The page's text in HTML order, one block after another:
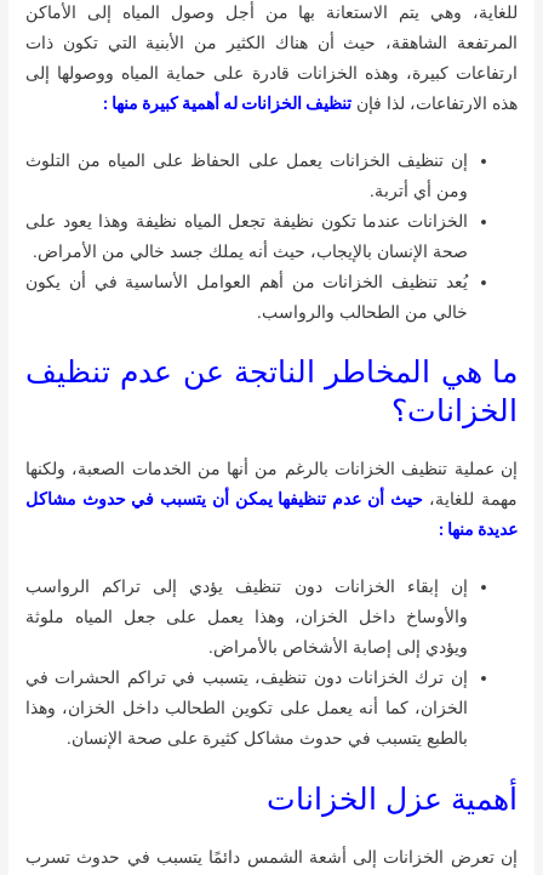
للغاية، وهي يتم الاستعانة بها من أجل وصول المياه إلى الأماكن
المرتفعة الشاهقة، حيث أن هناك الكثير من الأبنية التي تكون ذات
ارتفاعات كبيرة، وهذه الخزانات قادرة على حماية المياه ووصولها إلى
هذه الارتفاعات، لذا فإنتنظيف الخزانات له أهمية كبيرة منها :
إن تنظيف الخزانات يعمل على الحفاظ على المياه من التلوث
ومن أي أتربة.
الخزانات عندما تكون نظيفة تجعل المياه نظيفة وهذا يعود على
صحة الإنسان بالإيجاب، حيث أنه يملك جسد خالي من الأمراض.
يُعد تنظيف الخزانات من أهم العوامل الأساسية في أن يكون
خالي من الطحالب والرواسب.
ما هي المخاطر الناتجة عن عدم تنظيف
الخزانات؟
إن عملية تنظيف الخزانات بالرغم من أنها من الخدمات الصعبة، ولكنها
مهمة للغاية،حيث أن عدم تنظيفها يمكن أن يتسبب في حدوث مشاكل
عديدة منها :
إن إبقاء الخزانات دون تنظيف يؤدي إلى تراكم الرواسب
والأوساخ داخل الخزان، وهذا يعمل على جعل المياه ملوثة
ويؤدي إلى إصابة الأشخاص بالأمراض.
إن ترك الخزانات دون تنظيف، يتسبب في تراكم الحشرات في
الخزان، كما أنه يعمل على تكوين الطحالب داخل الخزان، وهذا
بالطبع يتسبب في حدوث مشاكل كثيرة على صحة الإنسان.
أهمية عزل الخزانات
إن تعرض الخزانات إلى أشعة الشمس دائمًا يتسبب في حدوث تسرب